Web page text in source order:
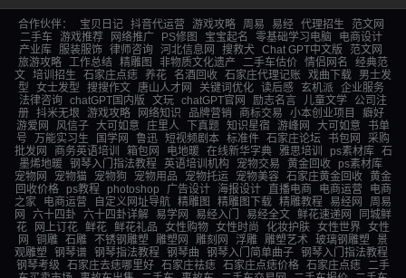
合作伙伴： 宝贝日记 抖音代运营 游戏攻略 周易 易经 代理招生
范文网
二手车
游戏推荐 网络推广 PS修图 宝宝起名 零基础学习电脑
电商设计
产业库
服装服饰 律师咨询 河北信息网 搜救犬 Chat GPT中文版
范文网
旅游攻略
工作总结 精雕图 非物质文化遗产 二手车估价 情侣网名
经典范
文 培训招生 石家庄点痣 养花 名酒回收 石家庄代理记账 戏曲下载
男士发
型
女士发型 搜搜作文 唐山人才网 关键词优化 读后感 玄机派
企业服务
法律咨询 chatGPT国内版 文玩 chatGPT官网 励志名言 儿童文学
公司注
册
抖米无垠 游戏攻略 网络知识 品牌营销 商标交易 小本创业项目
癖好
游爱网
风信子 大可如意 庄里人 下真题 知识星宿 游峰网 大可如意
书单
号
万能实习生 国学网 鲁迅 短视频剧本 标准件 石家庄论坛 书包网
采购
批发网
商务英语培训 箱包网 电地暖 在线新华字典 雅思培训 ps素材库
石
墨烯地暖 钢琴入门指法教程 英语培训机构 宠物交易 黄金回收
ps素材库
宠物网
宠物猫 宠物狗 宠物用品 宠物托运 宠物美容 石家庄黄金回收 黄金
回收价格
ps教程 photoshop 广告设计 海报设计 直播电商 电商运营
电商
之家
电商运营 自定义网址导航 精雕图 精雕图下载 精雕教程 易经网
周易
网
六十四卦 六十四卦详解 易学网 易经入门 易经全文 鲜花速递网
同城鲜
花
网上订花 鲜花 鲜花礼品 女性购物 女性时尚 化妆护肤 女性世界
女性
网
铜雕 石雕 不锈钢雕塑 雕塑网 雕刻网 浮雕 雕塑艺术 玻璃钢雕塑
景
观雕塑
钢琴谱 钢琴指法教程 钢琴曲 钢琴入门简单曲子
钢琴入门指法教程
钢琴考级
石家庄去痣哪里好 石家庄祛痣 石家庄点痣价格 石家庄点痣
二手